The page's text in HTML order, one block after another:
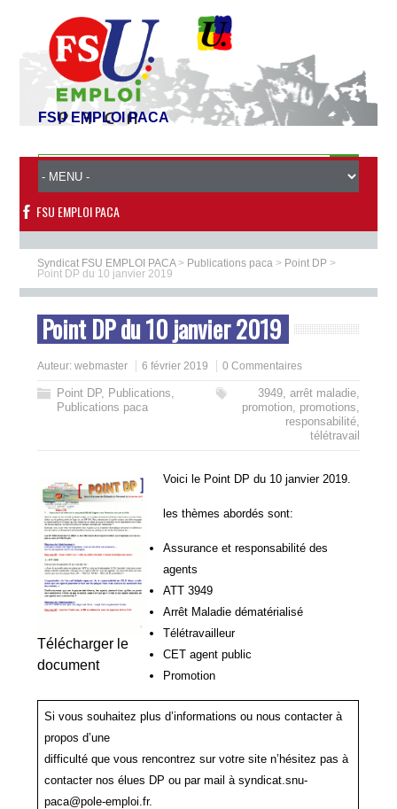
FSU EMPLOI PACA
FSU EMPLOI PACA
Syndicat FSU EMPLOI PACA> Publications paca > Point DP >
Point DP du 10 janvier 2019
Point DP du 10 janvier 2019
Auteur:webmaster 6 février 2019 0 Commentaires
Point DP, Publications,
Publications paca
3949, arrêt maladie,
promotion, promotions,
responsabilité,
télétravail
Télécharger le
document
Voici le Point DP du 10 janvier 2019.
les thèmes abordés sont:
Assurance et responsabilité des
agents
ATT 3949
Arrêt Maladie dématérialisé
Télétravailleur
CET agent public
Promotion
Si vous souhaitez plus d’informations ou nous contacter à
propos d’une
difficulté que vous rencontrez sur votre site n’hésitez pas à
contacter nos élues DP ou par mail à syndicat.snu-
paca@pole-emploi.fr.